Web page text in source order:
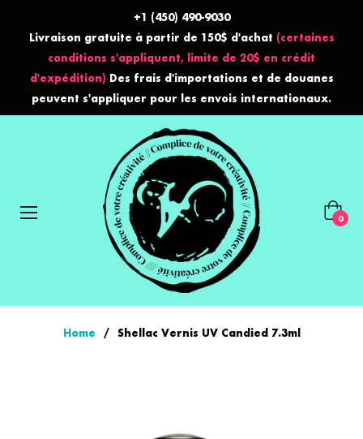
+1 (450) 490-9030
Livraison gratuite à partir de 150$ d'achat (certaines
conditions s'appliquent, limite de 20$ en crédit
d'expédition) Des frais d'importations et de douanes
peuvent s'appliquer pour les envois internationaux.
Panier
0
Home / Shellac Vernis UV Candied 7.3ml